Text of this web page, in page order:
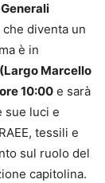
diventa un
è in
Marcello
10:00 e sarà
sue luci e
tessili e
sul ruolo del
capitolina.